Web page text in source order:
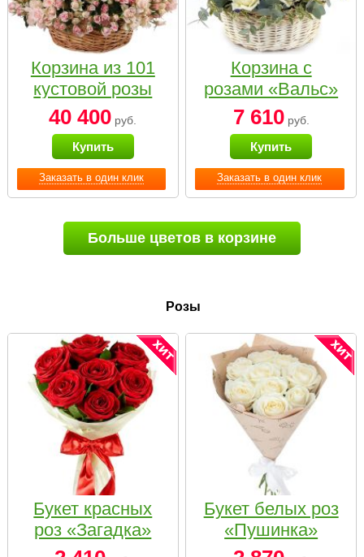
Заказать в один клик
Корзина из 101
кустовой розы
нежных тонов
40 400 руб.
Купить
Заказать в один клик
Корзина с
розами «Вальс»
7 610руб.
Купить
Больше цветов в корзине
Розы
Букет красных
роз «Загадка»
Букет белых роз
«Пушинка»